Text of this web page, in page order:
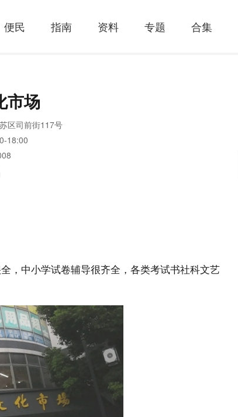
便民 指南 资料 专题 合集
市场
区司前街117号
18:00
，中小学试卷辅导很齐全，各类考试书社科文艺